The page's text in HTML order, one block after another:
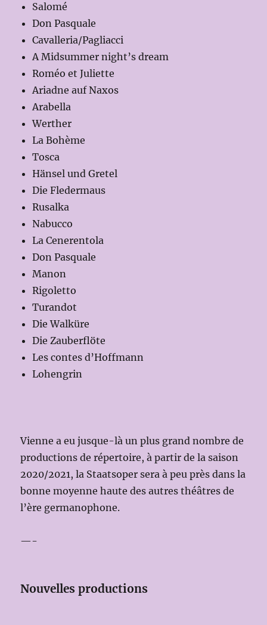
Salomé
Don Pasquale
Cavalleria/Pagliacci
A Midsummer night’s dream
Roméo et Juliette
Ariadne auf Naxos
Arabella
Werther
La Bohème
Tosca
Hänsel und Gretel
Die Fledermaus
Rusalka
Nabucco
La Cenerentola
Don Pasquale
Manon
Rigoletto
Turandot
Die Walküre
Die Zauberflöte
Les contes d’Hoffmann
Lohengrin
Vienne a eu jusque-là un plus grand nombre de
productions de répertoire, à partir de la saison
2020/2021, la Staatsoper sera à peu près dans la
bonne moyenne haute des autres théâtres de
l’ère germanophone.
—-
Nouvelles productions